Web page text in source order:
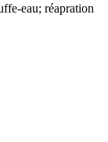
eau; réapration